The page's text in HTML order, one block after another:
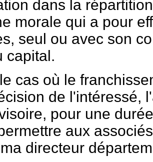
dans la
morale qui a pour
seul ou avec son
capital.
cas où le
de l'intéressé,
pour une
aux
directeur